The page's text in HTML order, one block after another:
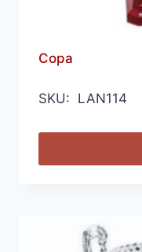
Copa
SKU: LAN114